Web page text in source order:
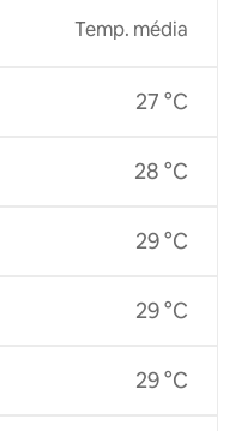
Temp. média
27 °C
28 °C
29 °C
29 °C
29 °C